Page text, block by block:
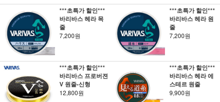
***초특가 할인***
바리바스 헤라 목
줄
7,200원
***초특가 할인***
바리바스 헤라 원
줄
7,200원
***초특가 할인***
바리바스 프로버젼
V 원줄-신형
12,800원
***초특가 할인***
바리바스 헤라 에
스테르 원줄
9,900원